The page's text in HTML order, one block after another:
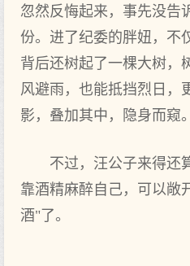
忽然反悔起来，事先没告
份。进了纪委的胖妞，不
背后还树起了一棵大树，
风避雨，也能抵挡烈日，
影，叠加其中，隐身而窥。
不过，汪公子来得还
靠酒精麻醉自己，可以敞
酒"了。